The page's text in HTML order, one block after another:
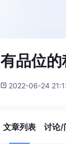
有品位的
2022-06-24
文章列表 讨论/